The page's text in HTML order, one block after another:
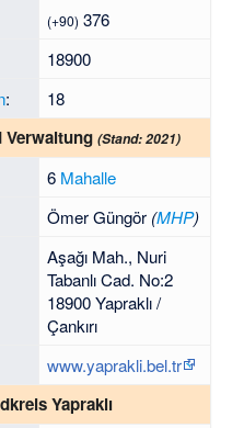
(+90) 376
18900
: 18
(Stand: 2021)
6 Mahalle
Ömer Güngör (MHP)
Aşağı Mah., Nuri
Tabanlı Cad. No:2
18900 Yapraklı /
Çankırı
www.yaprakli.bel.tr
Yapraklı